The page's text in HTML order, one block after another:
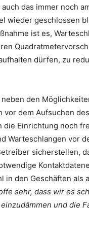
das immer noch
wieder geschlossen
ist es,
dürfen, zu
den
vor dem Aufsuchen
die Einrichtung noch
Warteschlangen vor
sicherstellen,
in den Geschäften
sehr, dass wir es
und die